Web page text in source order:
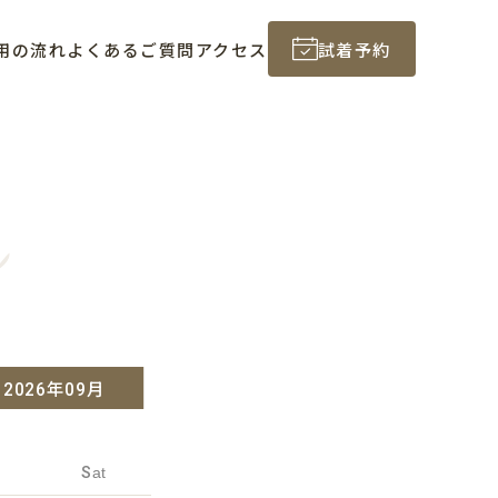
の流れよくあるご質問アクセス 試着予約
2026年09月
Sat